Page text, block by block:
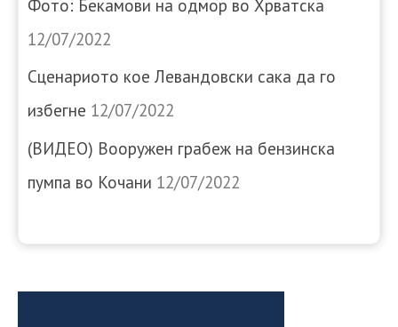
Фото: Бекамови на одмор во Хрватска
12/07/2022
Сценариото кое Левандовски сака да го
избегне 12/07/2022
(ВИДЕО) Вооружен грабеж на бензинска
пумпа во Кочани 12/07/2022